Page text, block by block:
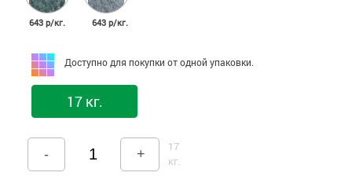
643 р/кг. 643 р/кг.
Доступно для покупки от одной упаковки.
17 кг.
- +
17
кг.